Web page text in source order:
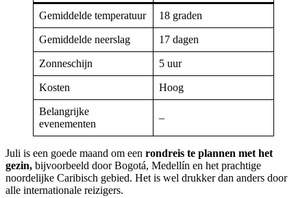
Gemiddelde temperatuur 18 graden
Gemiddelde neerslag 17 dagen
Zonneschijn 5 uur
Kosten Hoog
Belangrijke
evenementen
–
Juli is een goede maand om een rondreis te plannen met het
gezin, bijvoorbeeld door Bogotá, Medellín en het prachtige
noordelijke Caribisch gebied. Het is wel drukker dan anders door
alle internationale reizigers.